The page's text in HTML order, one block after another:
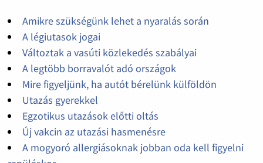
Amikre szükségünk lehet a nyaralás során
A légiutasok jogai
Változtak a vasúti közlekedés szabályai
A legtöbb borravalót adó országok
Mire figyeljünk, ha autót bérelünk külföldön
Utazás gyerekkel
Egzotikus utazások előtti oltás
Új vakcin az utazási hasmenésre
A mogyoró allergiásoknak jobban oda kell figyelni